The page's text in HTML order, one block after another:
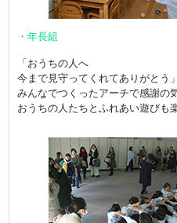
・年長組
「おうちの人へ
今まで見守ってくれてありがとう」
みんなでつくったアーチで感謝の
おうちの人たちとふれあい遊びも